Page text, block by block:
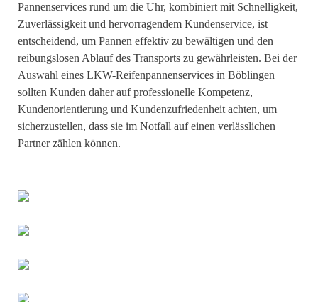
Pannenservices rund um die Uhr, kombiniert mit Schnelligkeit,
Zuverlässigkeit und hervorragendem Kundenservice, ist
entscheidend, um Pannen effektiv zu bewältigen und den
reibungslosen Ablauf des Transports zu gewährleisten. Bei der
Auswahl eines LKW-Reifenpannenservices in Böblingen
sollten Kunden daher auf professionelle Kompetenz,
Kundenorientierung und Kundenzufriedenheit achten, um
sicherzustellen, dass sie im Notfall auf einen verlässlichen
Partner zählen können.